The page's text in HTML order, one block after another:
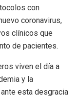
con
coronavirus,
clínicos que
de pacientes.
viven el día a
y la
esta desgracia